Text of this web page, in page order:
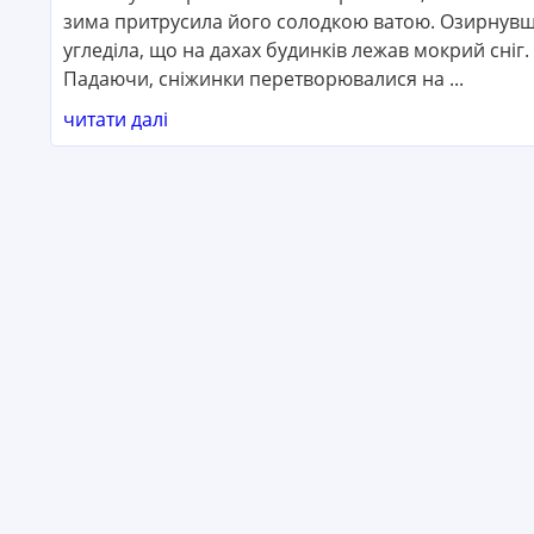
зима притрусила його солодкою ватою.
угледіла, що на дахах будинків лежав мокрий сніг.
Падаючи, сніжинки перетворювалися на ...
читати далі